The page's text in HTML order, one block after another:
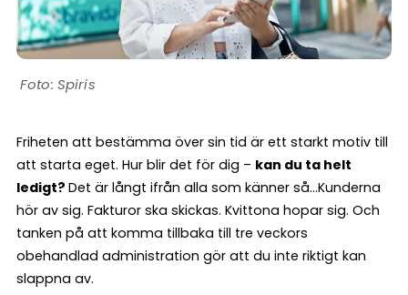
Spiris
Friheten att bestämma över sin tid är ett starkt motiv till
att starta eget. Hur blir det för dig – kan du ta helt
ledigt? Det är långt ifrån alla som känner så…Kunderna
hör av sig. Fakturor ska skickas. Kvittona hopar sig. Och
tanken på att komma tillbaka till tre veckors
obehandlad administration gör att du inte riktigt kan
slappna av.